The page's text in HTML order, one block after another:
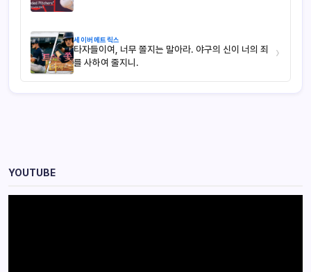
세이버메트릭스
타자들이여, 너무 쫄지는 말아라. 야구의 신이 너의 죄
를 사하여 줄지니.
›
YOUTUBE